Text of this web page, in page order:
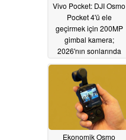
Vivo Pocket: DJI Osmo
Pocket 4'ü ele
geçirmek için 200MP
gimbal kamera;
2026'nın sonlarında
05/15/2026
Ekonomik Osmo